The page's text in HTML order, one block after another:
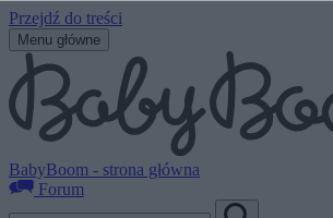
Przejdź do treści
Menu główne
BabyBoom - strona główna
Forum